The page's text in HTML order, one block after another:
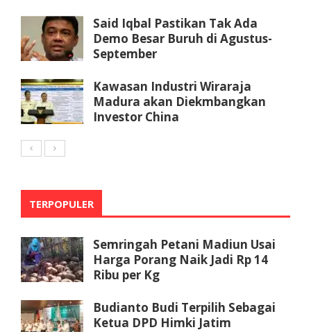
Said Iqbal Pastikan Tak Ada
Demo Besar Buruh di Agustus-
September
Kawasan Industri Wiraraja
Madura akan Diekmbangkan
Investor China
TERPOPULER
Semringah Petani Madiun Usai
Harga Porang Naik Jadi Rp 14
Ribu per Kg
Budianto Budi Terpilih Sebagai
Ketua DPD Himki Jatim